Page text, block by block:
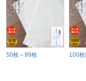
50枚～99枚 100